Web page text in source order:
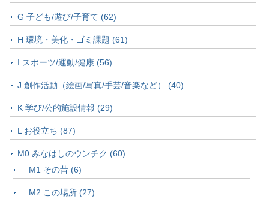
G 子ども/遊び/子育て (62)
H 環境・美化・ゴミ課題 (61)
I スポーツ/運動/健康 (56)
J 創作活動（絵画/写真/手芸/音楽など） (40)
K 学び/公的施設情報 (29)
L お役立ち (87)
M0 みなはしのウンチク (60)
M1 その昔 (6)
M2 この場所 (27)